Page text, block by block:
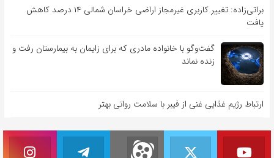
براتی‌زاده: تغییر کاربری غیرمجاز اراضی خراسان شمالی ۱۴ درصد کاهش
یافت
گفت‌وگو با خانواده مادری که برای زایمان به بیمارستان رفت و
زنده نماند
ارتباط رژیم غذایی غنی از فیبر با سلامت روانی بهتر